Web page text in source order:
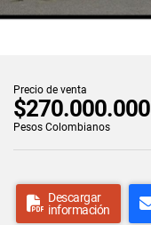
Precio de venta
$270.000.000
Pesos Colombianos
Descargar
información